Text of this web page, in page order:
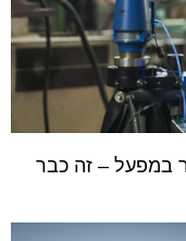
במפעל – זה כבר